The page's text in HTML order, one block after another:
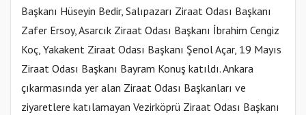
Başkanı Hüseyin Bedir, Salıpazarı Ziraat Odası Başkanı
Zafer Ersoy, Asarcık Ziraat Odası Başkanı İbrahim Cengiz
Koç, Yakakent Ziraat Odası Başkanı Şenol Açar, 19 Mayıs
Ziraat Odası Başkanı Bayram Konuş katıldı. Ankara
çıkarmasında yer alan Ziraat Odası Başkanları ve
ziyaretlere katılamayan Vezirköprü Ziraat Odası Başkanı